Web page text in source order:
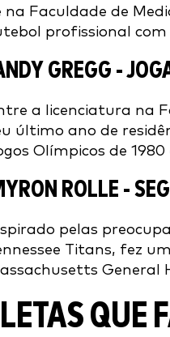
na Faculdade de
profissional com
GREGG -
a licenciatura na
último ano de
Olímpicos de 1980
ROLLE -
pelas
Titans, fez
General
QUE